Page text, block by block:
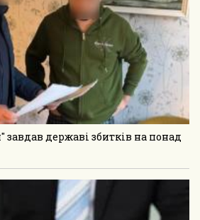
завдав державі збитків на понад